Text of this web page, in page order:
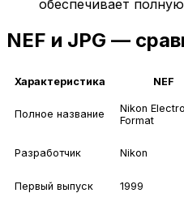
обеспечивает
NEF и JPG —
Характеристика NEF
Полное название
Nikon
Format
Разработчик Nikon
Первый выпуск 1999